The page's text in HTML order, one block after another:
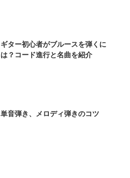
ギター初心者がブルースを弾くに
は？コード進行と名曲を紹介
単音弾き、メロディ弾きのコツ